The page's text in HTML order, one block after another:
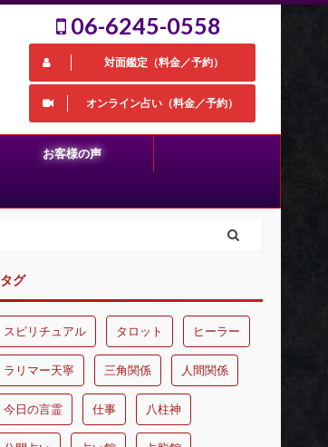
06-6245-0558
対面鑑定（料金／予約）
オンライン占い（料金／予約）
お客様の声
タグ
スピリチュアル タロット ヒーラー
ラリマー天寧 三角関係 人間関係
今日の言霊 仕事 八柱神